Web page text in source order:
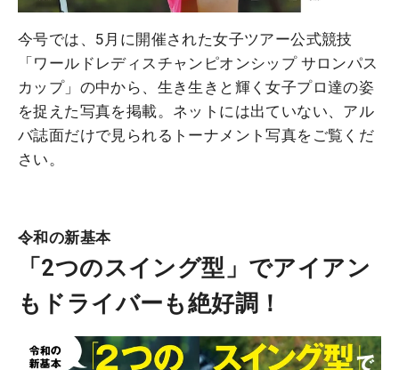
今号では、5月に開催された女子ツアー公式競技
「ワールドレディスチャンピオンシップ サロンパス
カップ」の中から、生き生きと輝く女子プロ達の姿
を捉えた写真を掲載。ネットには出ていない、アル
バ誌面だけで見られるトーナメント写真をご覧くだ
さい。
令和の新基本
「2つのスイング型」でアイアン
もドライバーも絶好調！